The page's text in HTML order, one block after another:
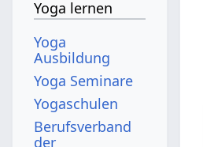
Yoga lernen
Yoga
Ausbildung
Yoga Seminare
Yogaschulen
Berufsverband
der